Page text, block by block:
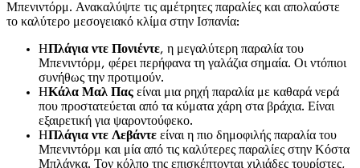
Μπενιντόρμ. Ανακαλύψτε τις αμέτρητες παραλίες και απολαύστε
το καλύτερο μεσογειακό κλίμα στην Ισπανία:
ΗΠλάγια ντε Πονιέντε, η μεγαλύτερη παραλία του
Μπενιντόρμ, φέρει περήφανα τη γαλάζια σημαία. Οι ντόπιοι
συνήθως την προτιμούν.
ΗΚάλα Μαλ Πας είναι μια ρηχή παραλία με καθαρά νερά
που προστατεύεται από τα κύματα χάρη στα βράχια. Είναι
εξαιρετική για ψαροντούφεκο.
ΗΠλάγια ντε Λεβάντε είναι η πιο δημοφιλής παραλία του
Μπενιντόρμ και μία από τις καλύτερες παραλίες στην Κόστα
Μπλάνκα. Τον κόλπο της επισκέπτονται χιλιάδες τουρίστες,